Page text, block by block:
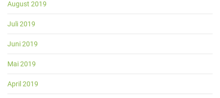
August 2019
Juli 2019
Juni 2019
Mai 2019
April 2019